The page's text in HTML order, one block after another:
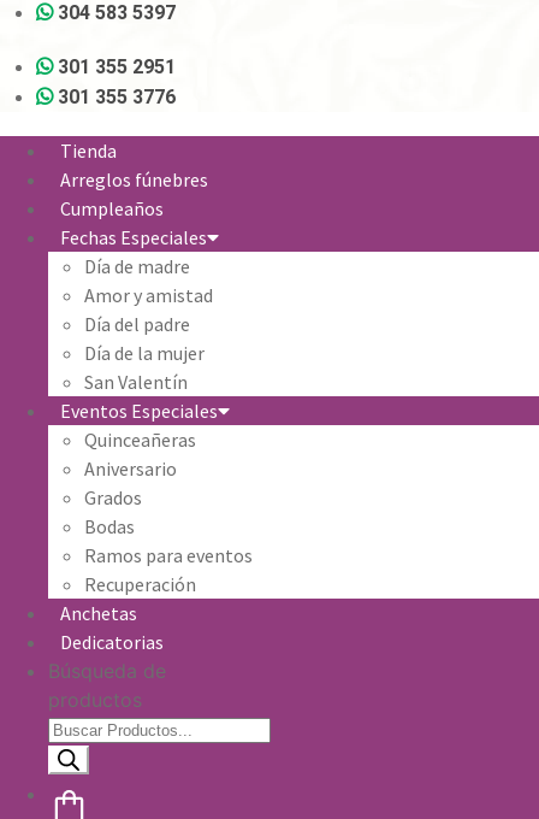
304 583 5397
301 355 2951
301 355 3776
Tienda
Arreglos fúnebres
Cumpleaños
Fechas Especiales
Día de madre
Amor y amistad
Día del padre
Día de la mujer
San Valentín
Eventos Especiales
Quinceañeras
Aniversario
Grados
Bodas
Ramos para eventos
Recuperación
Anchetas
Dedicatorias
Búsqueda de
productos